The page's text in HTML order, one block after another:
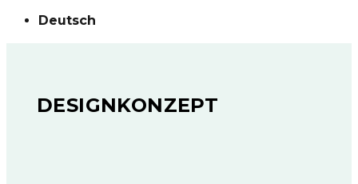
Deutsch
DESIGNKONZEPT